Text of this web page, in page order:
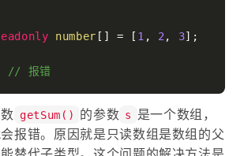
number [] = [ 1 , 2 , 3];
// 报错
getSum() 的参数 s
是一个数组，
报错。原因就是只读数组是数组的父